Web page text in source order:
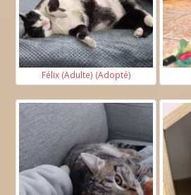
Félix (Adulte) (Adopté)